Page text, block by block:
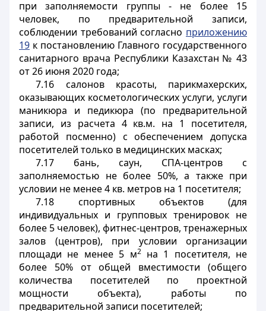
при заполняемости группы - не более 15
человек, по предварительной записи,
соблюдении требований согласно приложению
19 к постановлению Главного государственного
санитарного врача Республики Казахстан № 43
от 26 июня 2020 года;
7.16 салонов красоты, парикмахерских,
оказывающих косметологических услуги, услуги
маникюра и педикюра (по предварительной
записи, из расчета 4 кв.м. на 1 посетителя,
работой посменно) с обеспечением допуска
посетителей только в медицинских масках;
7.17 бань, саун, СПА-центров с
заполняемостью не более 50%, а также при
условии не менее 4 кв. метров на 1 посетителя;
7.18 спортивных объектов (для
индивидуальных и групповых тренировок не
более 5 человек), фитнес-центров, тренажерных
залов (центров), при условии организации
площади не менее 5 м2на 1 посетителя, не
более 50% от общей вместимости (общего
количества посетителей по проектной
мощности объекта), работы по
предварительной записи посетителей;